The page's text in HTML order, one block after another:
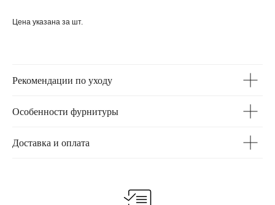
Цена указана за шт.
Рекомендации по уходу
Особенности фурнитуры
Доставка и оплата